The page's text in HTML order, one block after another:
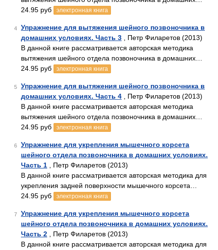
24.95 руб
электронная книга
4
Упражнение для вытяжения шейного позвоночника в
домашних условиях. Часть 3 , Петр Филаретов (2013)
В данной книге рассматривается авторская методика
вытяжения шейного отдела позвоночника в домашних…
24.95 руб
электронная книга
5
Упражнение для вытяжения шейного позвоночника в
домашних условиях. Часть 4 , Петр Филаретов (2013)
В данной книге рассматривается авторская методика
вытяжения шейного отдела позвоночника в домашних…
24.95 руб
электронная книга
6
Упражнение для укрепления мышечного корсета
шейного отдела позвоночника в домашних условиях.
Часть 1 , Петр Филаретов (2013)
В данной книге рассматривается авторская методика для
укрепления задней поверхности мышечного корсета…
24.95 руб
электронная книга
7
Упражнение для укрепления мышечного корсета
шейного отдела позвоночника в домашних условиях.
Часть 2 , Петр Филаретов (2013)
В данной книге рассматривается авторская методика для